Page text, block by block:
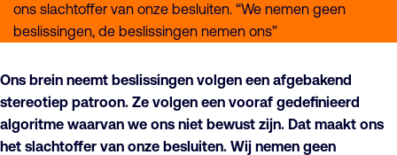
ons slachtoffer van onze besluiten. “We nemen geen
beslissingen, de beslissingen nemen ons”
Ons brein neemt beslissingen volgen een afgebakend
stereotiep patroon. Ze volgen een vooraf gedefinieerd
algoritme waarvan we ons niet bewust zijn. Dat maakt ons
het slachtoffer van onze besluiten. Wij nemen geen